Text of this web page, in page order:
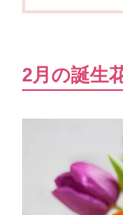
2月の誕生